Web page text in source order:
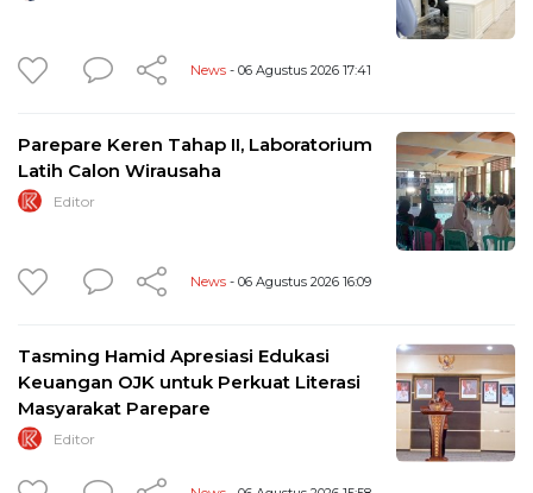
News - 06 Agustus 2026 17:41
Parepare Keren Tahap II, Laboratorium
Latih Calon Wirausaha
Editor
News - 06 Agustus 2026 16:09
Tasming Hamid Apresiasi Edukasi
Keuangan OJK untuk Perkuat Literasi
Masyarakat Parepare
Editor